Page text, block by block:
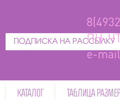
ПОДПИСКА НА РАССЫЛКУ
ПН-
e-
КАТАЛОГ ТАБЛИЦА